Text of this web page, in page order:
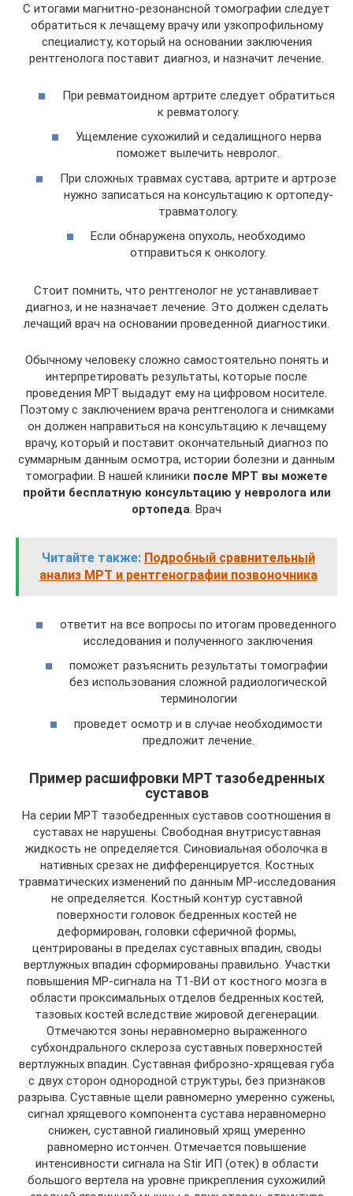
С итогами магнитно-резонансной томографии следует
обратиться к лечащему врачу или узкопрофильному
специалисту, который на основании заключения
рентгенолога поставит диагноз, и назначит лечение.
При ревматоидном артрите следует обратиться
к ревматологу.
Ущемление сухожилий и седалищного нерва
поможет вылечить невролог.
При сложных травмах сустава, артрите и артрозе
нужно записаться на консультацию к ортопеду-
травматологу.
Если обнаружена опухоль, необходимо
отправиться к онкологу.
Стоит помнить, что рентгенолог не устанавливает
диагноз, и не назначает лечение. Это должен сделать
лечащий врач на основании проведенной диагностики.
Обычному человеку сложно самостоятельно понять и
интерпретировать результаты, которые после
проведения МРТ выдадут ему на цифровом носителе.
Поэтому с заключением врача рентгенолога и снимками
он должен направиться на консультацию к лечащему
врачу, который и поставит окончательный диагноз по
суммарным данным осмотра, истории болезни и данным
томографии. В нашей клиники после МРТ вы можете
пройти бесплатную консультацию у невролога или
ортопеда. Врач
Читайте также: Подробный сравнительный
анализ МРТ и рентгенографии позвоночника
ответит на все вопросы по итогам проведенного
исследования и полученного заключения
поможет разъяснить результаты томографии
без использования сложной радиологической
терминологии
проведет осмотр и в случае необходимости
предложит лечение.
Пример расшифровки МРТ тазобедренных
суставов
На серии МРТ тазобедренных суставов соотношения в
суставах не нарушены. Свободная внутрисуставная
жидкость не определяется. Синовиальная оболочка в
нативных срезах не дифференцируется. Костных
травматических изменений по данным МР-исследования
не определяется. Костный контур суставной
поверхности головок бедренных костей не
деформирован, головки сферичной формы,
центрированы в пределах суставных впадин, своды
вертлужных впадин сформированы правильно. Участки
повышения МР-сигнала на Т1-ВИ от костного мозга в
области проксимальных отделов бедренных костей,
тазовых костей вследствие жировой дегенерации.
Отмечаются зоны неравномерно выраженного
субхондрального склероза суставных поверхностей
вертлужных впадин. Суставная фиброзно-хрящевая губа
с двух сторон однородной структуры, без признаков
разрыва. Суставные щели равномерно умеренно сужены,
сигнал хрящевого компонента сустава неравномерно
снижен, суставной гиалиновый хрящ умеренно
равномерно истончен. Отмечается повышение
интенсивности сигнала на Stir ИП (отек) в области
большого вертела на уровне прикрепления сухожилий